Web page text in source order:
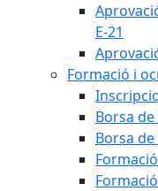
E-21
Formació i
Borsa
Borsa